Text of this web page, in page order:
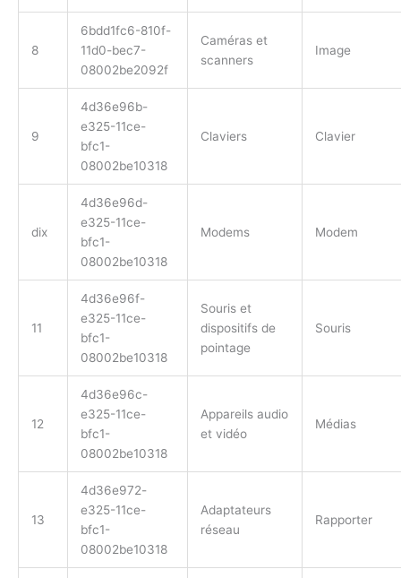
8
6bdd1fc6-810f-
11d0-bec7-
08002be2092f
Caméras et
scanners
Image
9
4d36e96b-
e325-11ce-
bfc1-
08002be10318
Claviers Clavier
dix
4d36e96d-
e325-11ce-
bfc1-
08002be10318
Modems Modem
11
4d36e96f-
e325-11ce-
bfc1-
08002be10318
Souris et
dispositifs de
pointage
Souris
12
4d36e96c-
e325-11ce-
bfc1-
08002be10318
Appareils audio
et vidéo
Médias
13
4d36e972-
e325-11ce-
bfc1-
08002be10318
Adaptateurs
réseau
Rapporter